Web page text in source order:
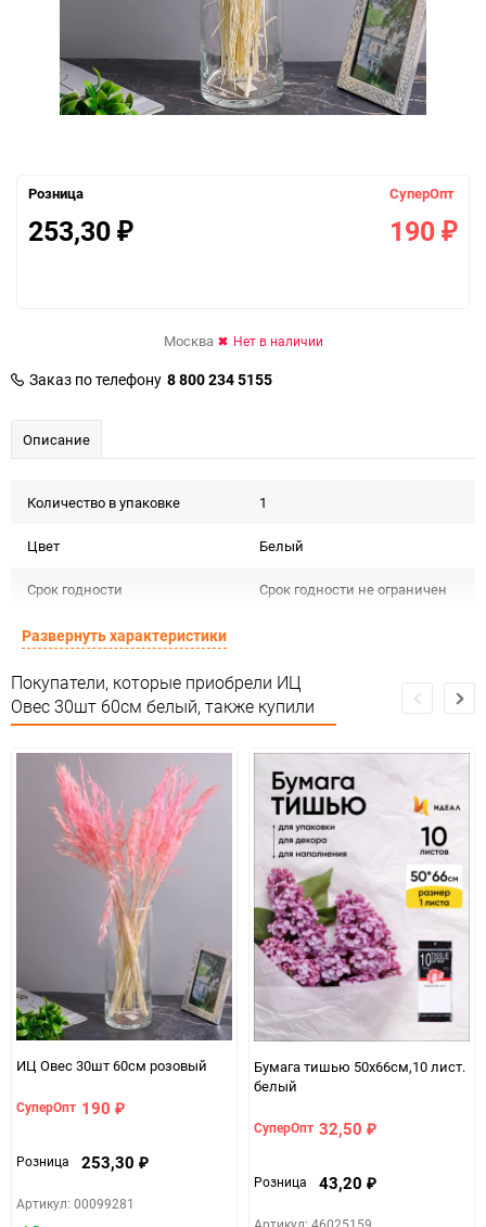
Розница
253,30 ₽
СуперОпт
190 ₽
Москва Нет в наличии
Заказ по телефону 8 800 234 5155
Описание
Количество в упаковке 1
Цвет Белый
Срок годности Срок годности не ограничен
Страна изготовителя
Предназначение товара Для декора и флористики
Сертификация Не подлежит сертификации
Особые условия
1метра от огня и влаги
Минимальное количество
Количество в коробке 70
Единица измерения упак
Развернуть характеристики
Покупатели, которые приобрели ИЦ
Овес 30шт 60см белый, также купили
ИЦ Овес 30шт 60см розовый
СуперОпт 190 ₽
Розница 253,30 ₽
Артикул: 00099281
Бумага тишью 50х66см,10 лист.
белый
СуперОпт 32,50 ₽
Розница 43,20 ₽
Артикул: 46025159